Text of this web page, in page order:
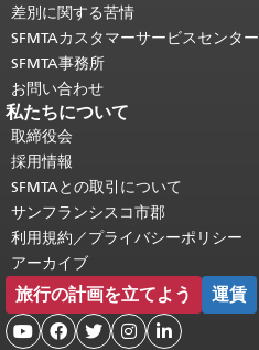
差別に関する苦情
SFMTAカスタマーサービスセンター
SFMTA事務所
お問い合わせ
私たちについて
取締役会
採用情報
SFMTAとの取引について
サンフランシスコ市郡
利用規約／プライバシーポリシー
アーカイブ
旅行の計画を立てよう 運賃
    